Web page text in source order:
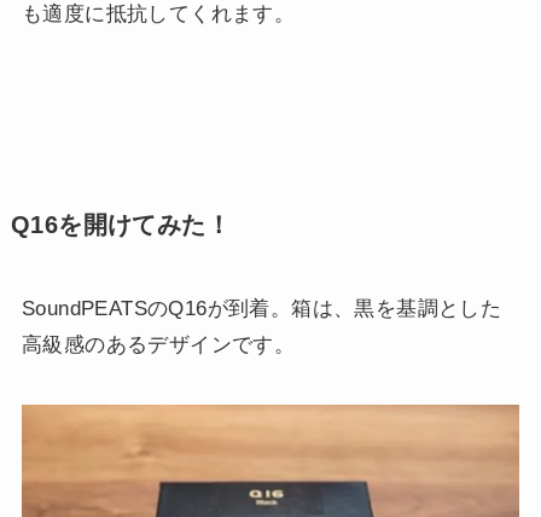
も適度に抵抗してくれます。
Q16を開けてみた！
SoundPEATSのQ16が到着。箱は、黒を基調とした
高級感のあるデザインです。